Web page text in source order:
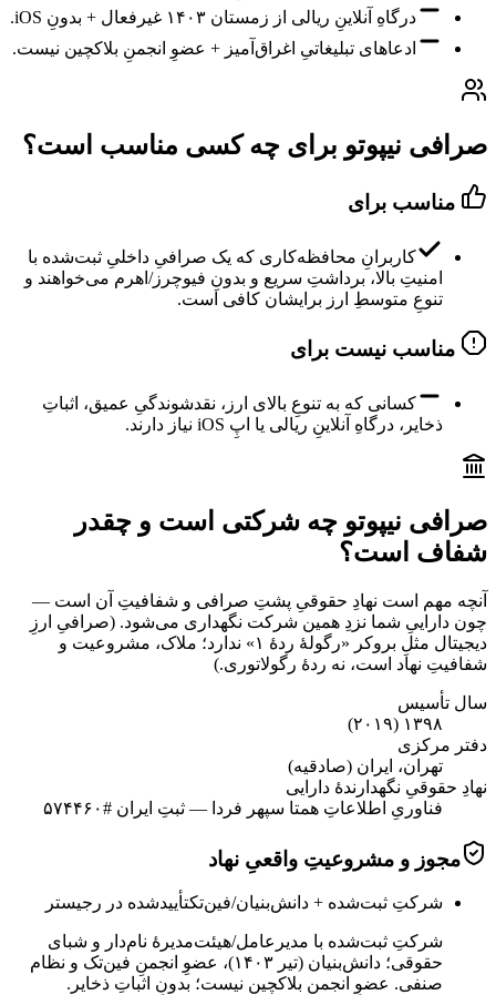
درگاهِ آنلاینِ ریالی از زمستان ۱۴۰۳ غیرفعال + بدونِ iOS.
ادعاهای تبلیغاتیِ اغراق‌آمیز + عضوِ انجمنِ بلاکچین نیست.
صرافی نیپوتو برای چه کسی مناسب است؟
مناسب برای
کاربرانِ محافظه‌کاری که یک صرافیِ داخلیِ ثبت‌شده با
امنیتِ بالا، برداشتِ سریع و بدونِ فیوچرز/اهرم می‌خواهند و
تنوعِ متوسطِ ارز برایشان کافی است.
مناسب نیست برای
کسانی که به تنوعِ بالای ارز، نقدشوندگیِ عمیق، اثباتِ
ذخایر، درگاهِ آنلاینِ ریالی یا اپِ iOS نیاز دارند.
صرافی نیپوتو چه شرکتی است و چقدر
شفاف است؟
آنچه مهم است نهادِ حقوقیِ پشتِ صرافی و شفافیتِ آن است —
چون داراییِ شما نزدِ همین شرکت نگهداری می‌شود. (صرافیِ ارزِ
دیجیتال مثلِ بروکر «رگولهٔ ردهٔ ۱» ندارد؛ ملاک، مشروعیت و
شفافیتِ نهاد است، نه ردهٔ رگولاتوری.)
سال تأسیس
۱۳۹۸ (۲۰۱۹)
دفتر مرکزی
تهران، ایران (صادقیه)
نهادِ حقوقیِ نگهدارندهٔ دارایی
فناوریِ اطلاعاتِ همتا سپهر فردا — ثبتِ ایران #۵۷۴۴۶۰
مجوز و مشروعیتِ واقعیِ نهاد
شرکتِ ثبت‌شده + دانش‌بنیان/فین‌تکتأییدشده در رجیستر
شرکتِ ثبت‌شده با مدیرعامل/هیئت‌مدیرهٔ نام‌دار و شبای
حقوقی؛ دانش‌بنیان (تیر ۱۴۰۳)، عضوِ انجمنِ فین‌تک و نظام
صنفی. عضوِ انجمنِ بلاکچین نیست؛ بدونِ اثباتِ ذخایر.